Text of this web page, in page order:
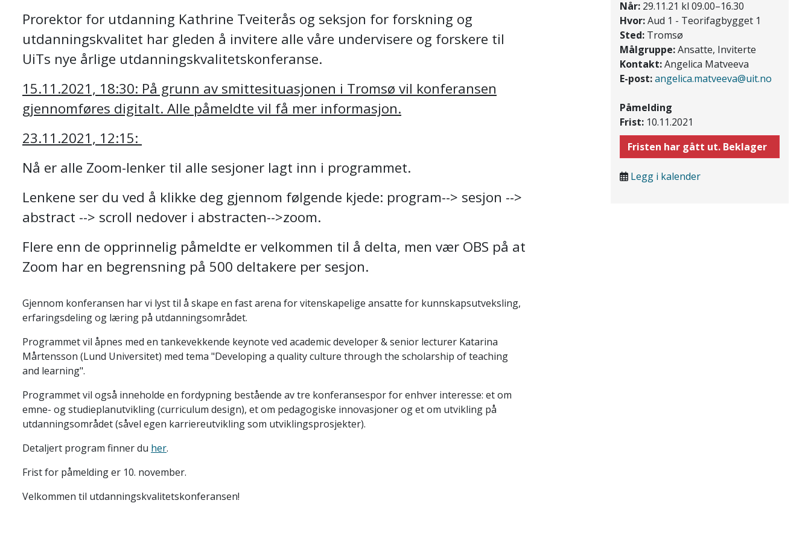
Prorektor for utdanning Kathrine Tveiterås og seksjon for forskning og
utdanningskvalitet har gleden å invitere alle våre undervisere og forskere til
UiTs nye årlige utdanningskvalitetskonferanse.
15.11.2021, 18:30: På grunn av smittesituasjonen i Tromsø vil konferansen
gjennomføres digitalt. Alle påmeldte vil få mer informasjon.
23.11.2021, 12:15:
Nå er alle Zoom-lenker til alle sesjoner lagt inn i programmet.
Lenkene ser du ved å klikke deg gjennom følgende kjede: program--> sesjon -->
abstract --> scroll nedover i abstracten-->zoom.
Flere enn de opprinnelig påmeldte er velkommen til å delta, men vær OBS på at
Zoom har en begrensning på 500 deltakere per sesjon.
Gjennom konferansen har vi lyst til å skape en fast arena for vitenskapelige ansatte for kunnskapsutveksling,
erfaringsdeling og læring på utdanningsområdet.
Programmet vil åpnes med en tankevekkende keynote ved academic developer & senior lecturer Katarina
Mårtensson (Lund Universitet) med tema "Developing a quality culture through the scholarship of teaching
and learning".
Programmet vil også inneholde en fordypning bestående av tre konferansespor for enhver interesse: et om
emne- og studieplanutvikling (curriculum design), et om pedagogiske innovasjoner og et om utvikling på
utdanningsområdet (såvel egen karriereutvikling som utviklingsprosjekter).
Detaljert program finner du her.
Frist for påmelding er 10. november.
Velkommen til utdanningskvalitetskonferansen!
Når:29.11.21 kl 09.00–16.30
Hvor:Aud 1 - Teorifagbygget 1
Sted:Tromsø
Målgruppe:Ansatte, Inviterte
Kontakt:Angelica Matveeva
E-post:angelica.matveeva@uit.no
Påmelding
Frist:10.11.2021
Fristen har gått ut. Beklager
Legg i kalender